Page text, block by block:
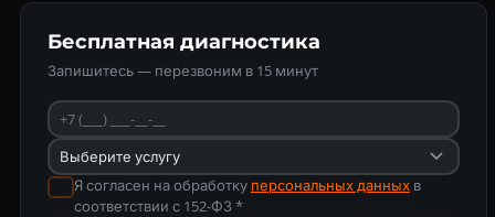
Бесплатная диагностика
Запишитесь — перезвоним в 15 минут
Я согласен на обработку персональных данныхв
соответствии с 152-ФЗ *